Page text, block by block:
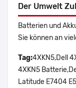
Der Umwelt
Batterien und
Sie können an
Tag:4XKN5,Dell
4XKN5
Latitude E7404